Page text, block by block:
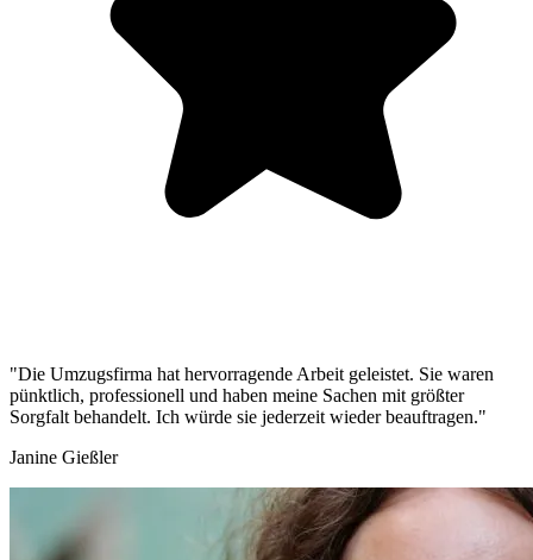
"Die Umzugsfirma hat hervorragende Arbeit geleistet. Sie waren
pünktlich, professionell und haben meine Sachen mit größter
Sorgfalt behandelt. Ich würde sie jederzeit wieder beauftragen."
Janine Gießler